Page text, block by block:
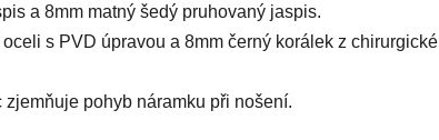
a 8mm matný šedý pruhovaný jaspis.
s PVD úpravou a 8mm černý korálek z chirurgické
pohyb náramku při nošení.